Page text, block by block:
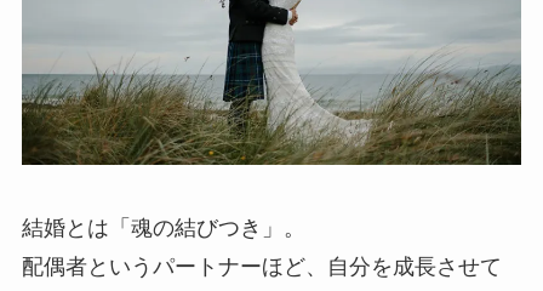
結婚とは「魂の結びつき」。⁡
配偶者というパートナーほど、自分を成長させて